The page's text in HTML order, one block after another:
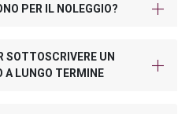
PER IL NOLEGGIO?
SOTTOSCRIVERE UN
A LUNGO TERMINE